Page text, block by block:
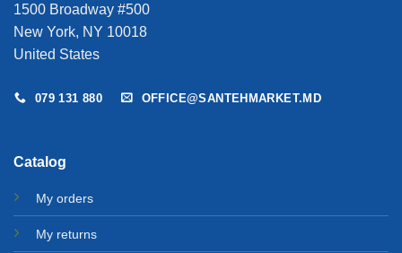
1500 Broadway #500
New York, NY 10018
United States
079 131 880 OFFICE@SANTEHMARKET.MD
Catalog
My orders
My returns